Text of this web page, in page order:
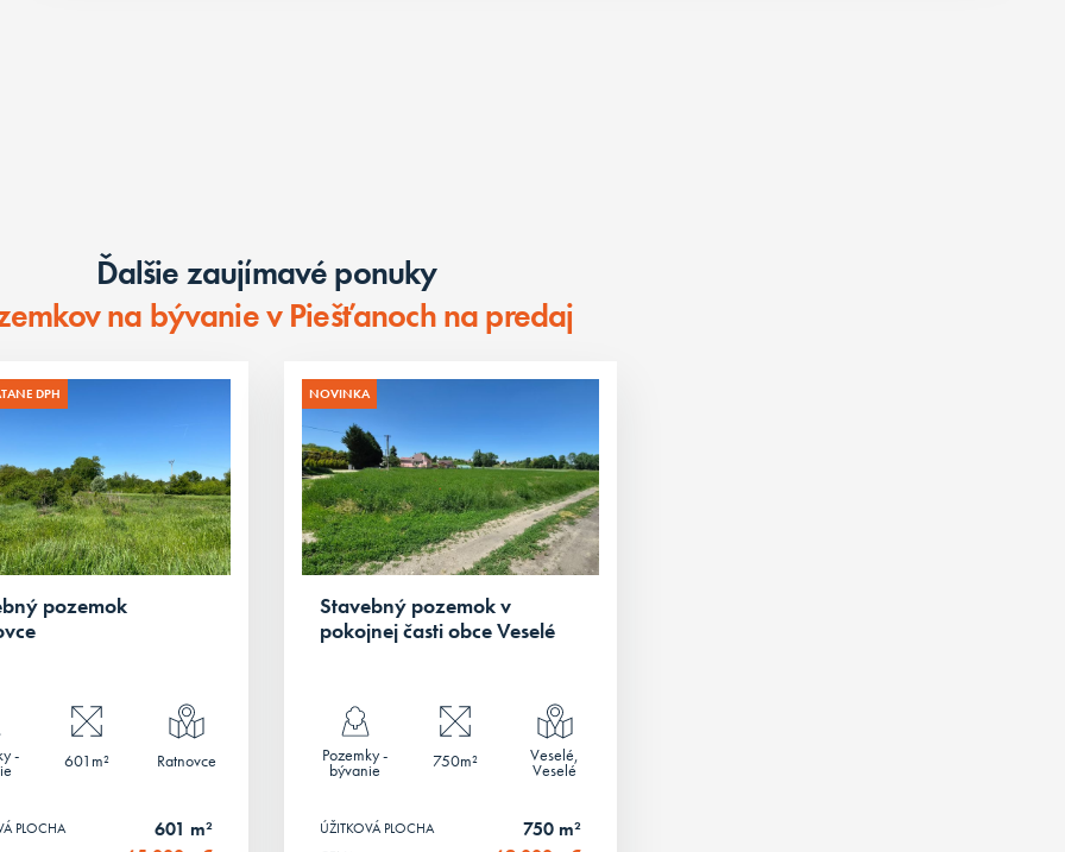
Ďalšie zaujímavé ponuky
na bývanie v Piešťanoch na predaj
DPH
pozemok
- 601m² Ratnovce
PLOCHA
601 m²
NOVINKA
Stavebný pozemok v
pokojnej časti obce Veselé
Pozemky -
bývanie 750m² Veselé,
Veselé
ÚŽITKOVÁ PLOCHA 750 m²